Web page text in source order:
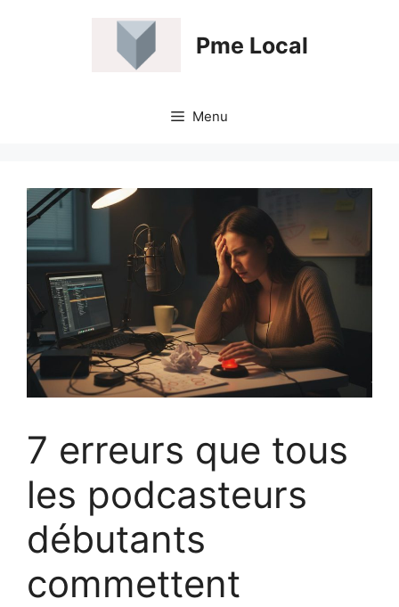
Pme Local
Menu
7 erreurs que tous
les podcasteurs
débutants
commettent